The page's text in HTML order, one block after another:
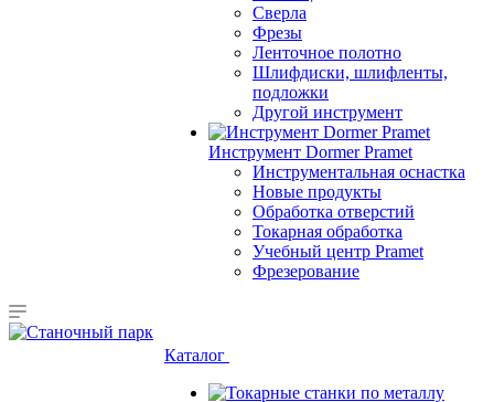
Сверла
Фрезы
Ленточное полотно
Шлифдиски, шлифленты,
подложки
Другой инструмент
Инструмент Dormer Pramet
Инструментальная оснастка
Новые продукты
Обработка отверстий
Токарная обработка
Учебный центр Pramet
Фрезерование
Каталог